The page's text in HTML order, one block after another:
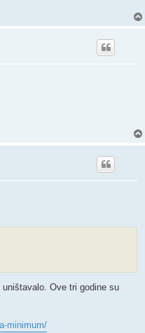
Ove tri godine su
minimum/